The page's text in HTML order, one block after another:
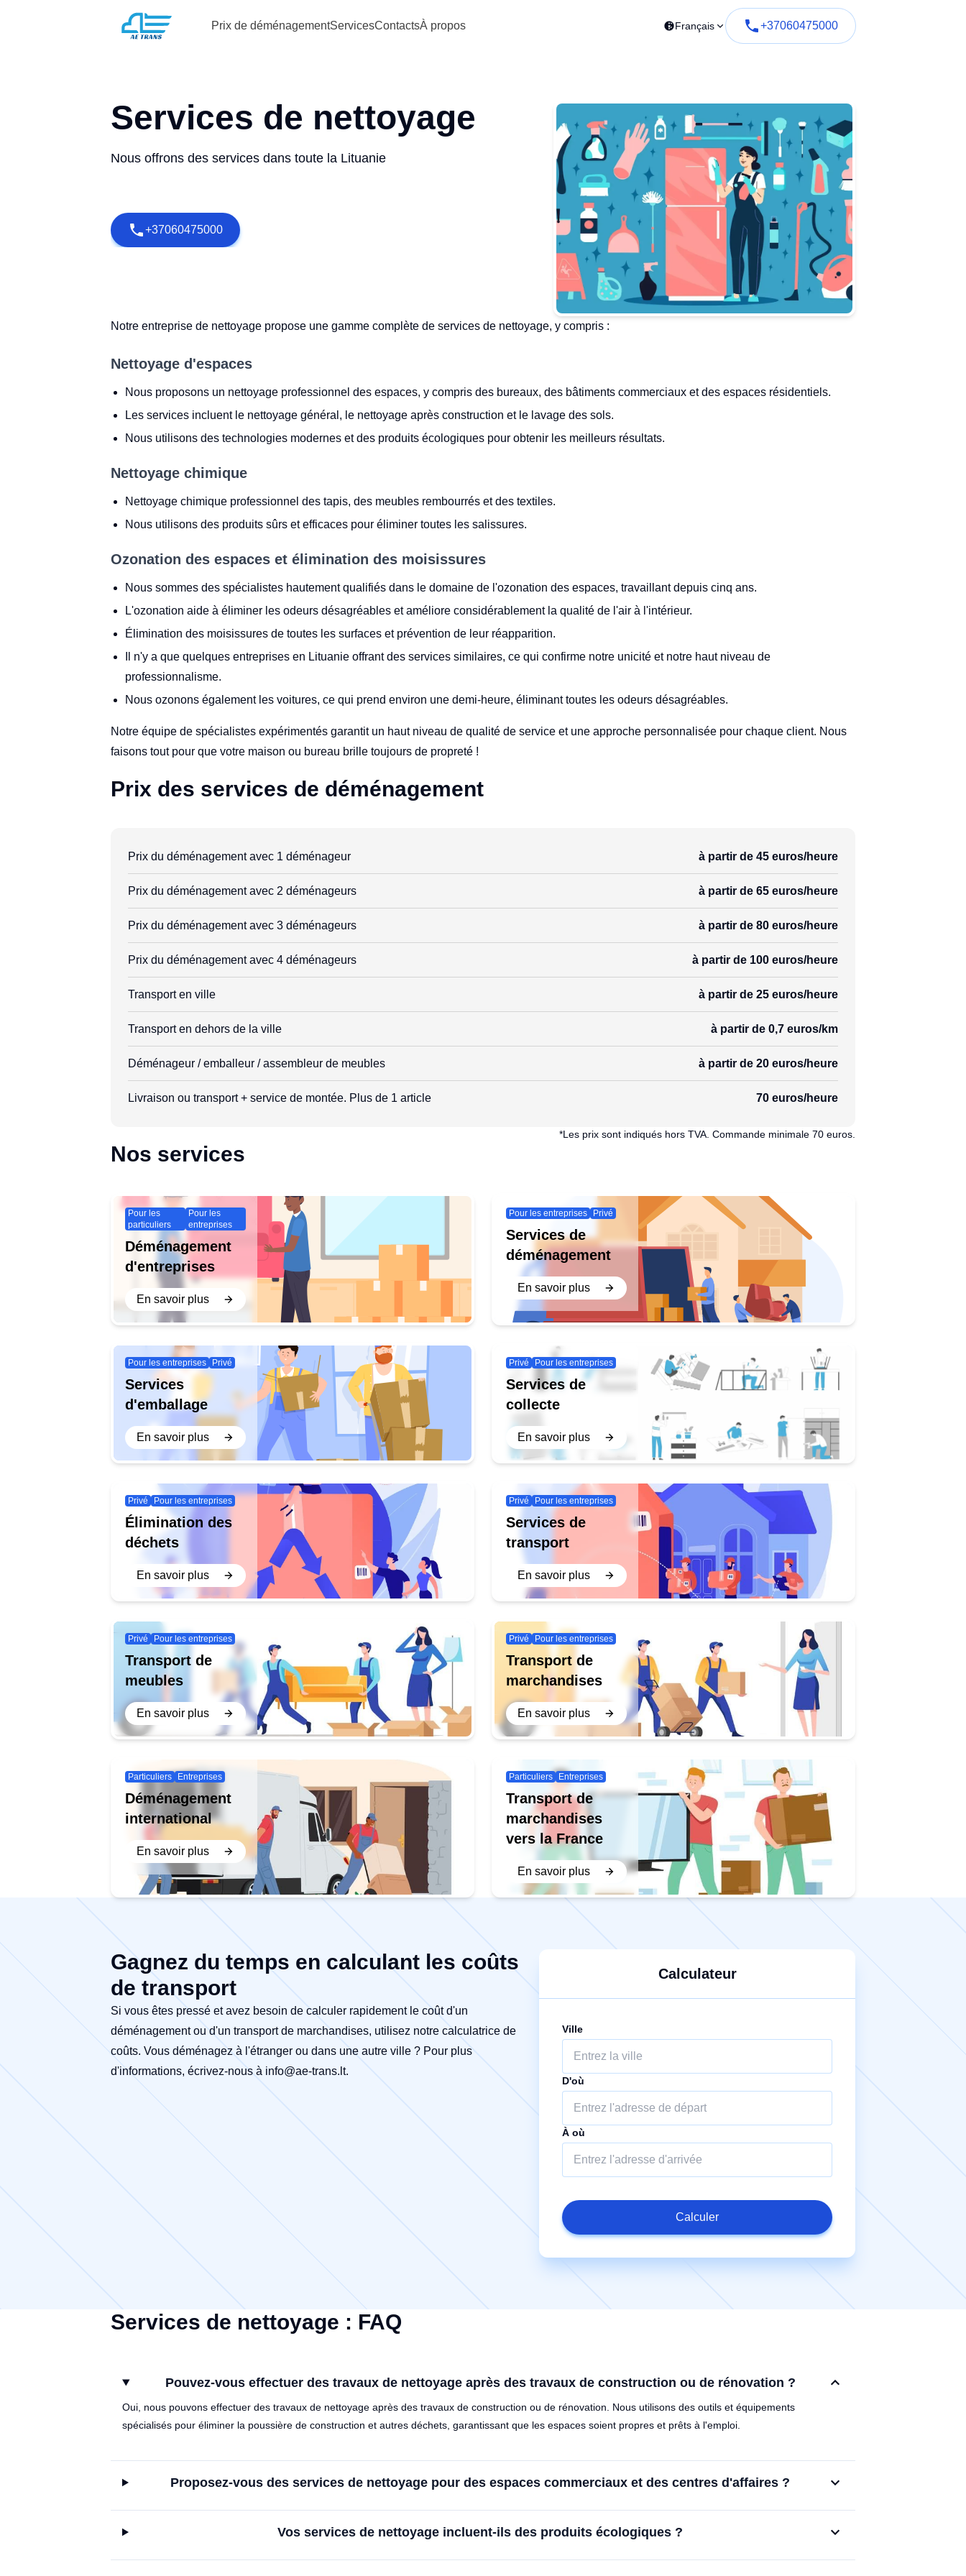
Prix de déménagementServicesContactsÀ propos Français +37060475000
Services de nettoyage
Nous offrons des services dans toute la Lituanie
+37060475000
Notre entreprise de nettoyage propose une gamme complète de services de nettoyage, y compris :
Nettoyage d'espaces
Nous proposons un nettoyage professionnel des espaces, y compris des bureaux, des bâtiments commerciaux et des espaces résidentiels.
Les services incluent le nettoyage général, le nettoyage après construction et le lavage des sols.
Nous utilisons des technologies modernes et des produits écologiques pour obtenir les meilleurs résultats.
Nettoyage chimique
Nettoyage chimique professionnel des tapis, des meubles rembourrés et des textiles.
Nous utilisons des produits sûrs et efficaces pour éliminer toutes les salissures.
Ozonation des espaces et élimination des moisissures
Nous sommes des spécialistes hautement qualifiés dans le domaine de l'ozonation des espaces, travaillant depuis cinq ans.
L'ozonation aide à éliminer les odeurs désagréables et améliore considérablement la qualité de l'air à l'intérieur.
Élimination des moisissures de toutes les surfaces et prévention de leur réapparition.
Il n'y a que quelques entreprises en Lituanie offrant des services similaires, ce qui confirme notre unicité et notre haut niveau de
professionnalisme.
Nous ozonons également les voitures, ce qui prend environ une demi-heure, éliminant toutes les odeurs désagréables.
Notre équipe de spécialistes expérimentés garantit un haut niveau de qualité de service et une approche personnalisée pour chaque client. Nous
faisons tout pour que votre maison ou bureau brille toujours de propreté !
Prix des services de déménagement
Prix du déménagement avec 1 déménageur à partir de 45 euros/heure
Prix du déménagement avec 2 déménageurs à partir de 65 euros/heure
Prix du déménagement avec 3 déménageurs à partir de 80 euros/heure
Prix du déménagement avec 4 déménageurs à partir de 100 euros/heure
Transport en ville à partir de 25 euros/heure
Transport en dehors de la ville à partir de 0,7 euros/km
Déménageur / emballeur / assembleur de meubles à partir de 20 euros/heure
Livraison ou transport + service de montée. Plus de 1 article 70 euros/heure
*Les prix sont indiqués hors TVA. Commande minimale 70 euros.
Nos services
Pour les
particuliers
Pour les
entreprises
Déménagement
d'entreprises
En savoir plus
Pour les entreprises Privé
Services de
déménagement
En savoir plus
Pour les entreprises Privé
Services
d'emballage
En savoir plus
Privé Pour les entreprises
Services de
collecte
En savoir plus
Privé Pour les entreprises
Élimination des
déchets
En savoir plus
Privé Pour les entreprises
Services de
transport
En savoir plus
Privé Pour les entreprises
Transport de
meubles
En savoir plus
Privé Pour les entreprises
Transport de
marchandises
En savoir plus
Particuliers Entreprises
Déménagement
international
En savoir plus
Particuliers Entreprises
Transport de
marchandises
vers la France
En savoir plus
Gagnez du temps en calculant les coûts
de transport
Si vous êtes pressé et avez besoin de calculer rapidement le coût d'un
déménagement ou d'un transport de marchandises, utilisez notre calculatrice de
coûts. Vous déménagez à l'étranger ou dans une autre ville ? Pour plus
d'informations, écrivez-nous à info@ae-trans.lt.
Calculateur
Ville
D'où
À où
Calculer
Services de nettoyage : FAQ
Pouvez-vous effectuer des travaux de nettoyage après des travaux de construction ou de rénovation ?
Oui, nous pouvons effectuer des travaux de nettoyage après des travaux de construction ou de rénovation. Nous utilisons des outils et équipements
spécialisés pour éliminer la poussière de construction et autres déchets, garantissant que les espaces soient propres et prêts à l'emploi.
Proposez-vous des services de nettoyage pour des espaces commerciaux et des centres d'affaires ?
Vos services de nettoyage incluent-ils des produits écologiques ?